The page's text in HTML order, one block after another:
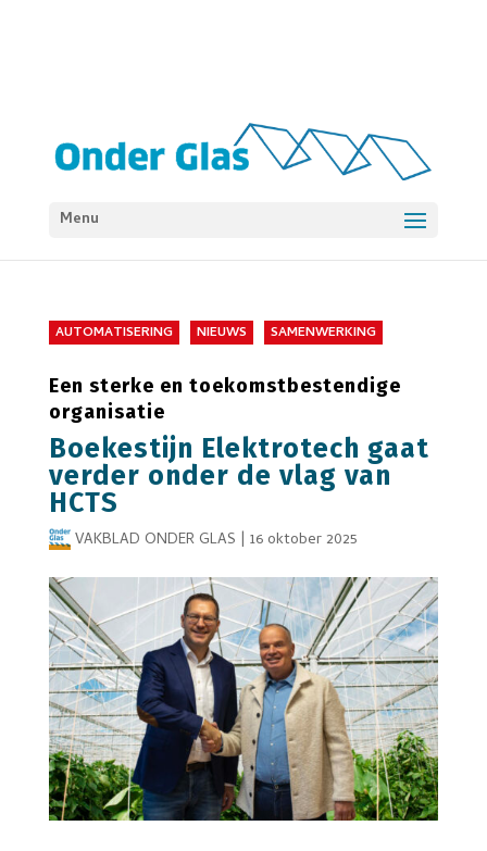
Menu
AUTOMATISERING NIEUWS SAMENWERKING
Een sterke en toekomstbestendige
organisatie
Boekestijn Elektrotech gaat
verder onder de vlag van
HCTS
VAKBLAD ONDER GLAS | 16 oktober 2025